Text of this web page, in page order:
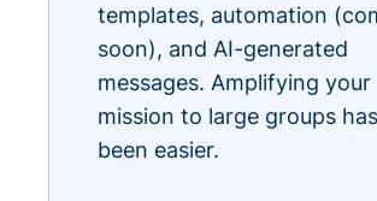
templates, automation
soon), and AI-generated
messages. Amplifying your
mission to large groups
been easier.